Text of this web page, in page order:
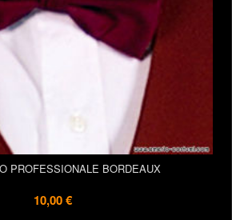
PROFESSIONALE BORDEAUX
10,00 €